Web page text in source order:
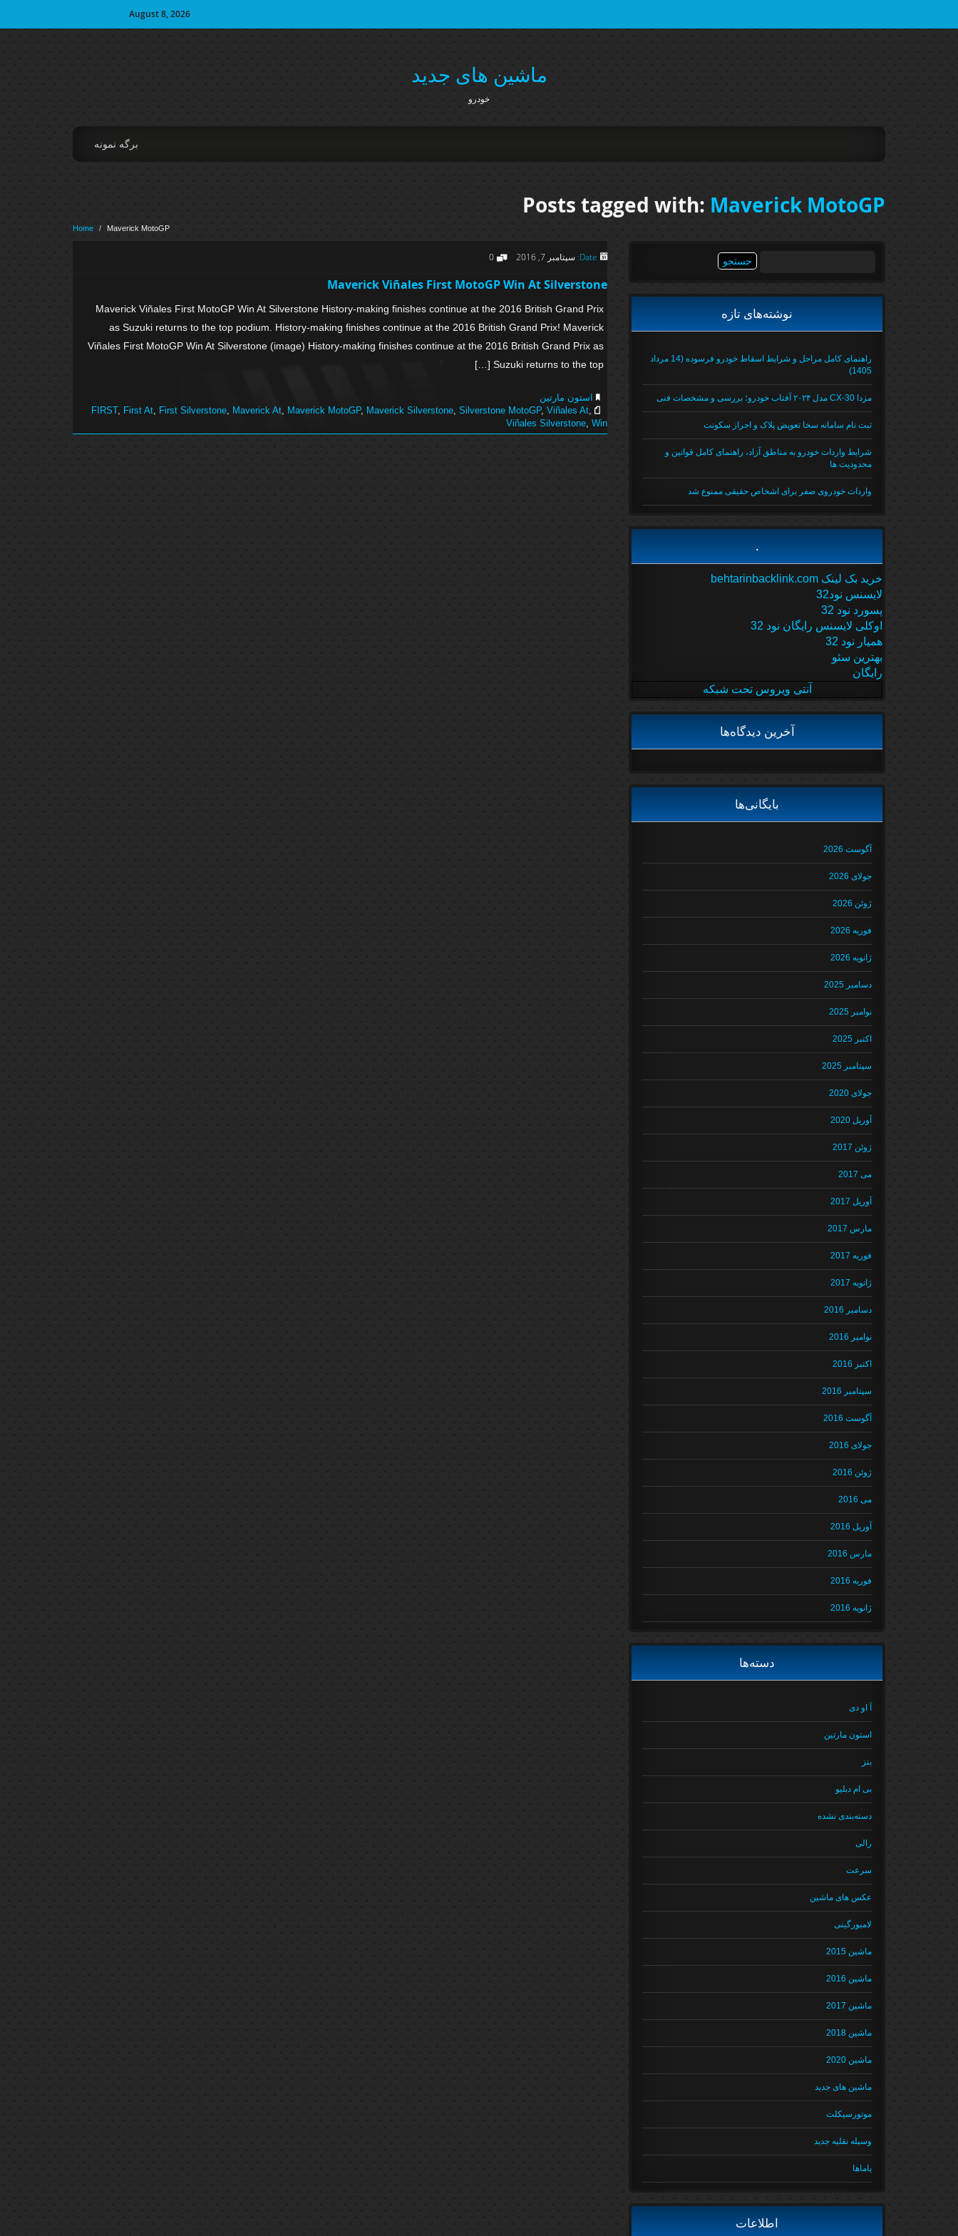
August 8, 2026
ماشین های جدید
خودرو
برگه نمونه
Posts tagged with: Maverick MotoGP
Home / Maverick MotoGP
Date: سپتامبر 7, 2016 0
Maverick Viñales First MotoGP Win At Silverstone
Maverick Viñales First MotoGP Win At Silverstone History-making finishes continue at the 2016 British Grand Prix
as Suzuki returns to the top podium. History-making finishes continue at the 2016 British Grand Prix! Maverick
Viñales First MotoGP Win At Silverstone (image) History-making finishes continue at the 2016 British Grand Prix as
Suzuki returns to the top […]
استون مارتین
FIRST, First At First Silverstone Maverick At Maverick MotoGP, Maverick Silverstone Silverstone MotoGP, Viñales At
Viñales Silverstone Win
نوشته‌های تازه
راهنمای کامل مراحل و شرایط اسقاط خودرو فرسوده (14 مرداد
1405)
مزدا CX-30 مدل ۲۰۲۴ آفتاب خودرو؛ بررسی و مشخصات فنی
ثبت نام سامانه سخا تعویض پلاک و احراز سکونت
شرایط واردات خودرو به مناطق آزاد، راهنمای کامل قوانین و
محدودیت ها
واردات خودروی صفر برای اشخاص حقیقی ممنوع شد
.
خرید بک لینک behtarinbacklink.com
لایسنس نود32
پسورد نود 32
اوکلی لایسنس رایگان نود 32
همیار نود 32
بهترین سئو
رایگان
آنتی ویروس تحت شبکه
آخرین دیدگاه‌ها
بایگانی‌ها
آگوست 2026
جولای 2026
ژوئن 2026
فوریه 2026
ژانویه 2026
دسامبر 2025
نوامبر 2025
اکتبر 2025
سپتامبر 2025
جولای 2020
آوریل 2020
ژوئن 2017
می 2017
آوریل 2017
مارس 2017
فوریه 2017
ژانویه 2017
دسامبر 2016
نوامبر 2016
اکتبر 2016
سپتامبر 2016
آگوست 2016
جولای 2016
ژوئن 2016
می 2016
آوریل 2016
مارس 2016
فوریه 2016
ژانویه 2016
دسته‌ها
آ او دی
استون مارتین
بنز
بی ام دبلیو
دسته‌بندی نشده
رالی
سرعت
عکس های ماشین
لامبورگینی
ماشین 2015
ماشین 2016
ماشین 2017
ماشین 2018
ماشین 2020
ماشین های جدید
موتورسیکلت
وسیله نقلیه جدید
یاماها
اطلاعات